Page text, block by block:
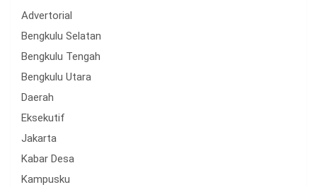
Advertorial
Bengkulu Selatan
Bengkulu Tengah
Bengkulu Utara
Daerah
Eksekutif
Jakarta
Kabar Desa
Kampusku